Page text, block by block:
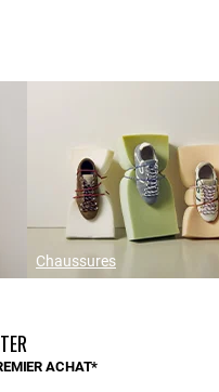
Chaussures
ACHAT*